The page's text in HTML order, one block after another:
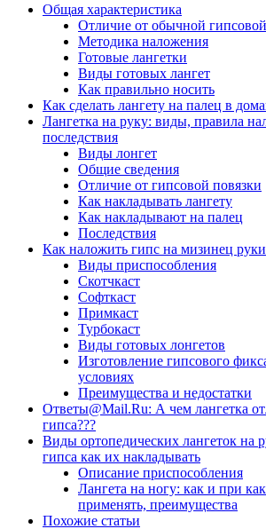
Общая характеристика
Отличие от обычной
Методика наложения
Готовые лангетки
Виды готовых лангет
Как правильно носить
Как сделать лангету на палец в
Лангетка на руку: виды, правила
последствия
Виды лонгет
Общие сведения
Отличие от гипсовой повязки
Как накладывать лангету
Как накладывают на палец
Последствия
Как наложить гипс на мизинец руки
Виды приспособления
Скотчкаст
Софткаст
Примкаст
Турбокаст
Виды готовых лонгетов
Изготовление гипсового
условиях
Преимущества и недостатки
Ответы@Mail.Ru: А чем лангетка
гипса???
Виды ортопедических лангеток на
гипса как их накладывать
Описание приспособления
Лангета на ногу: как и при
применять, преимущества
Похожие статьи